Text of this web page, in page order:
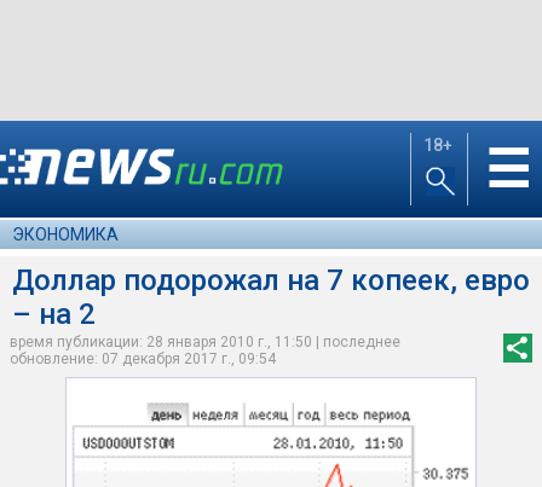
18+ ☰
ЭКОНОМИКА
Доллар подорожал на 7 копеек, евро
– на 2
время публикации: 28 января 2010 г., 11:50 | последнее
обновление: 07 декабря 2017 г., 09:54